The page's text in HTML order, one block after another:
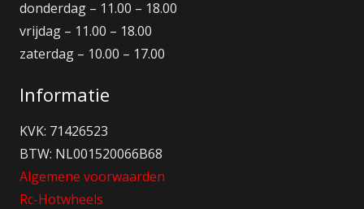
donderdag – 11.00 – 18.00
vrijdag – 11.00 – 18.00
zaterdag – 10.00 – 17.00
Informatie
KVK: 71426523
BTW: NL001520066B68
Algemene voorwaarden
Rc-Hotwheels